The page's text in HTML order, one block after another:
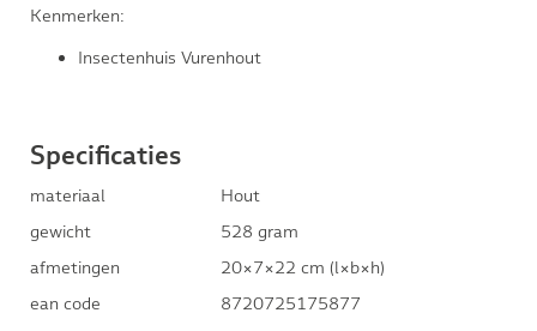
Kenmerken:
Insectenhuis Vurenhout
Specificaties
materiaal
Hout
gewicht
528 gram
afmetingen
20×7×22 cm (l×b×h)
ean code
8720725175877